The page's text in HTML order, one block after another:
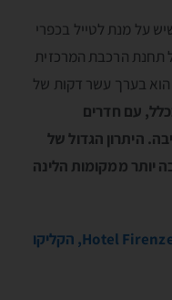
על מנת לטייל בכפרי
תחנת הרכבת המרכזית
בערך עשר דקות של
עם חדרים
היתרון הגדול של
יותר ממקומות הלינה
להזמנת מקום ב-Hotel Firenze e Continentale, הקליקו